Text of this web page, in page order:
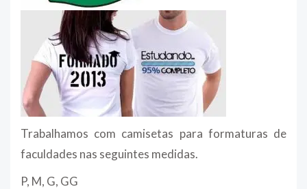
Trabalhamos com camisetas para formaturas de
faculdades nas seguintes medidas.
P, M, G, GG